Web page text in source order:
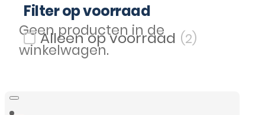
Geen producten in de
winkelwagen.
Filter op voorraad
Filter op voorraad (2)